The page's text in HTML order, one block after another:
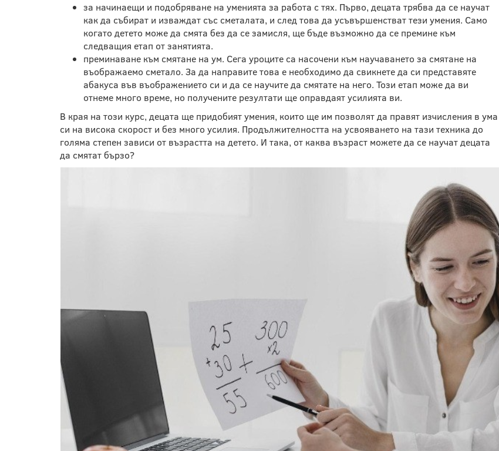
за начинаещи и подобряване на уменията за работа с тях. Първо, децата трябва да се научат
как да събират и изваждат със сметалата, и след това да усъвършенстват тези умения. Само
когато детето може да смята без да се замисля, ще бъде възможно да се премине към
следващия етап от занятията.
преминаване към смятане на ум. Сега уроците са насочени към научаването за смятане на
въображаемо сметало. За да направите това е необходимо да свикнете да си представяте
абакуса във въображението си и да се научите да смятате на него. Този етап може да ви
отнеме много време, но получените резултати ще оправдаят усилията ви.
В края на този курс, децата ще придобият умения, които ще им позволят да правят изчисления в ума
си на висока скорост и без много усилия. Продължителността на усвояването на тази техника до
голяма степен зависи от възрастта на детето. И така, от каква възраст можете да се научат децата
да смятат бързо?